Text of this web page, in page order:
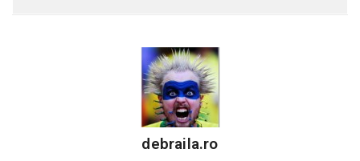
debraila.ro